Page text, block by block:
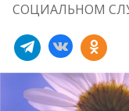
СОЦИАЛЬНОМ